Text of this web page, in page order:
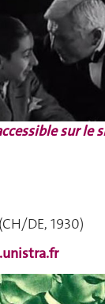
sur le
(CH/DE, 1930)